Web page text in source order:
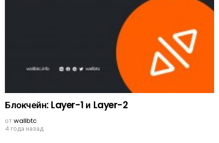
Блокчейн: Layer-1 и Layer-2
отwallbtc
4 года назад